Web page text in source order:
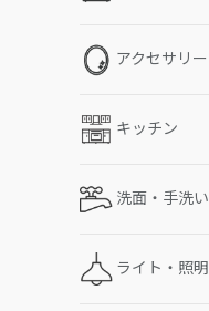
アクセサリー
キッチン
洗面・手洗い
ライト・照明